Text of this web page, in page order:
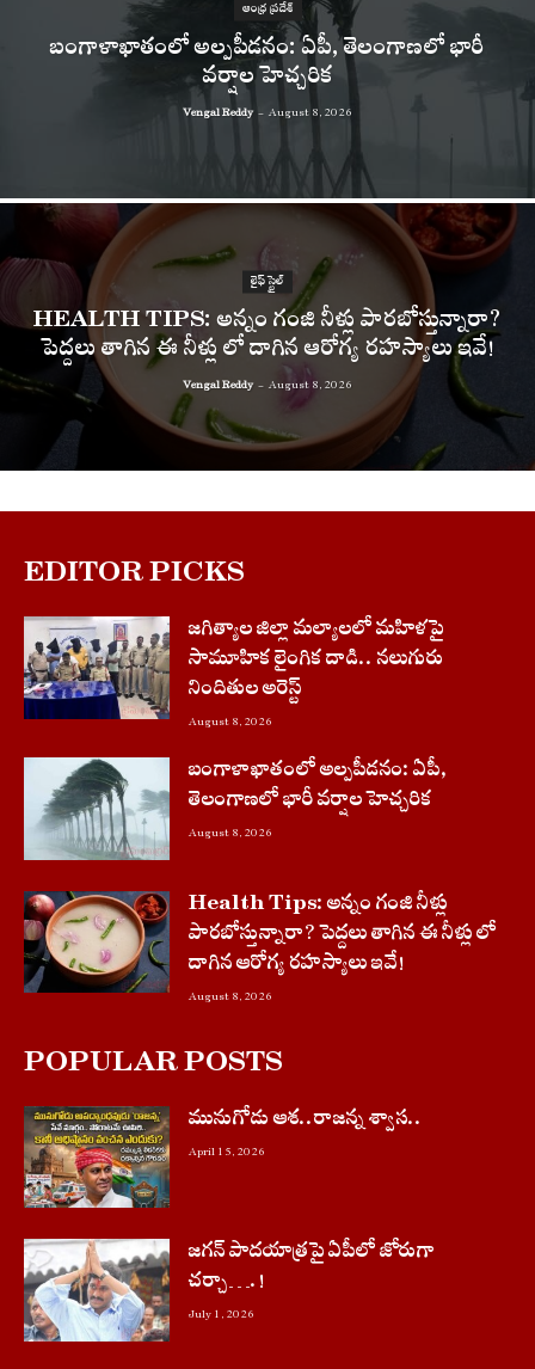
ఆంధ్ర ప్రదేశ్
బంగాళాఖాతంలో అల్పపీడనం: ఏపీ, తెలంగాణలో భారీ
వర్షాల హెచ్చరిక
Vengal Reddy - August 8, 2026
లైఫ్ స్టైల్
HEALTH TIPS: అన్నం గంజి నీళ్లు పారబోస్తున్నారా?
పెద్దలు తాగిన ఈ నీళ్లు లో దాగిన ఆరోగ్య రహస్యాలు ఇవే!
Vengal Reddy - August 8, 2026
EDITOR PICKS
జగిత్యాల జిల్లా మల్యాలలో మహిళపై
సామూహిక లైంగిక దాడి.. నలుగురు
నిందితుల అరెస్ట్
August 8, 2026
బంగాళాఖాతంలో అల్పపీడనం: ఏపీ,
తెలంగాణలో భారీ వర్షాల హెచ్చరిక
August 8, 2026
Health Tips: అన్నం గంజి నీళ్లు
పారబోస్తున్నారా? పెద్దలు తాగిన ఈ నీళ్లు లో
దాగిన ఆరోగ్య రహస్యాలు ఇవే!
August 8, 2026
POPULAR POSTS
మునుగోడు ఆశ..రాజన్న శ్వాస..
April 15, 2026
జగన్ పాదయాత్రపై ఏపీలో జోరుగా
చ‌ర్చా….!
July 1, 2026